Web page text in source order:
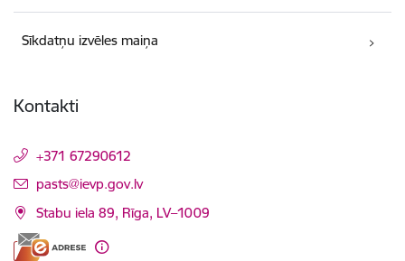
Sīkdatņu izvēles maiņa
Kontakti
+371 67290612
E-pasts:
pasts@ievp.gov.lv
Stabu iela 89, Rīga, LV–1009